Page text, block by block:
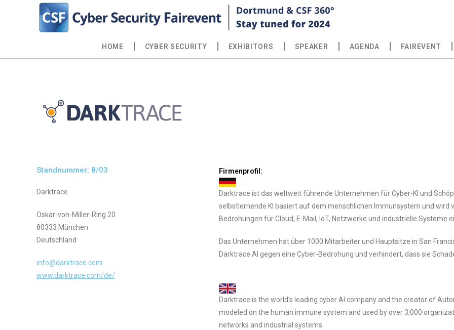
HOME CYBER SECURITY EXHIBITORS SPEAKER AGENDA FAIREVENT
Standnummer: 8/03
Darktrace
Oskar-von-Miller-Ring 20
80333 München
Deutschland
info@darktrace.com
www.darktrace.com/de/
Firmenprofil:
Darktrace ist das weltweit führende Unternehmen für Cyber-KI und
selbstlernende KI basiert auf dem menschlichen Immunsystem und wird
Bedrohungen für Cloud, E-Mail, IoT, Netzwerke und industrielle Systeme
Das Unternehmen hat über 1000 Mitarbeiter und Hauptsitze in San
Darktrace AI gegen eine Cyber-Bedrohung und verhindert, dass sie
Darktrace is the world’s leading cyber AI company and the creator of
modeled on the human immune system and used by over 3,000
networks and industrial systems.